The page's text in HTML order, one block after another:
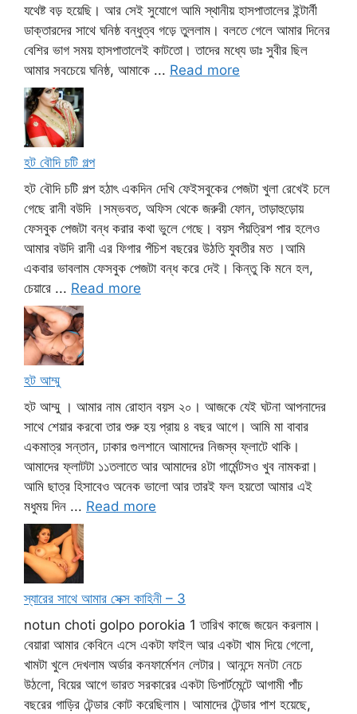
যথেষ্ট বড় হয়েছি। আর সেই সুযোগে আমি স্থানীয় হাসপাতালের ইন্টার্নী
ডাক্তারদের সাথে ঘনিষ্ঠ বন্ধুত্ব গড়ে তুললাম। বলতে গেলে আমার দিনের
বেশির ভাগ সময় হাসপাতালেই কাটতো। তাদের মধ্যে ডাঃ সুবীর ছিল
আমার সবচেয়ে ঘনিষ্ঠ, আমাকে ... Read more
হট বৌদি চটি গল্প
হট বৌদি চটি গল্প হঠাৎ একদিন দেখি ফেইসবুকের পেজটা খুলা রেখেই চলে
গেছে রানী বউদি ।সম্ভবত, অফিস থেকে জরুরী ফোন, তাড়াহুড়োয়
ফেসবুক পেজটা বন্ধ করার কথা ভুলে গেছে। বয়স পঁয়ত্রিশ পার হলেও
আমার বউদি রানী এর ফিগার পঁচিশ বছরের উঠতি যুবতীর মত ।আমি
একবার ভাবলাম ফেসবুক পেজটা বন্ধ করে দেই। কিন্তু কি মনে হল,
চেয়ারে ... Read more
হট আম্মু
হট আম্মু । আমার নাম রোহান বয়স ২০। আজকে যেই ঘটনা আপনাদের
সাথে শেয়ার করবো তার শুরু হয় প্রায় ৪ বছর আগে। আমি মা বাবার
একমাত্র সন্তান, ঢাকার গুলশানে আমাদের নিজস্ব ফ্লাটে থাকি।
আমাদের ফ্লাটটা ১১তলাতে আর আমাদের ৪টা গার্মেন্টসও খুব নামকরা।
আমি ছাত্র হিসাবেও অনেক ভালো আর তারই ফল হয়তো আমার এই
মধুময় দিন ... Read more
স্যারের সাথে আমার সেক্স কাহিনী – 3
notun choti golpo porokia 1 তারিখ কাজে জয়েন করলাম।
বেয়ারা আমার কেবিনে এসে একটা ফাইল আর একটা খাম দিয়ে গেলো,
খামটা খুলে দেখলাম অর্ডার কনফার্মেশন লেটার। আনন্দে মনটা নেচে
উঠলো, বিয়ের আগে ভারত সরকারের একটা ডিপার্টমেন্টে আগামী পাঁচ
বছরের গাড়ির টেন্ডার কোট করেছিলাম। আমাদের টেন্ডার পাশ হয়েছে,